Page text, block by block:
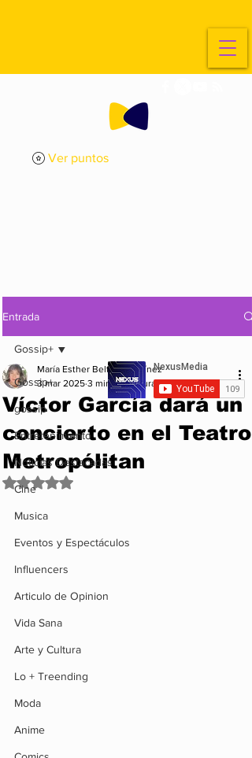
Ver puntos
Entrada
Gossip+
gossip
Entretenimiento
Noticias Destacadas
Cine
Musica
Eventos y Espectáculos
Influencers
Articulo de Opinion
Vida Sana
Arte y Cultura
Lo + Treending
Moda
Anime
Gossip+
Víctor García dará un
concierto en el Teatro
Metropólitan
María Esther Beltrán Martínez
3 mar 2025 3 min de lectura
Obtuvo NaN de 5 estrellas.